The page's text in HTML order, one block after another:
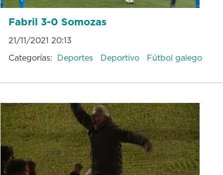
Fabril 3-0 Somozas
21/11/2021 20:13
Categorías: Deportes Deportivo Fútbol galego